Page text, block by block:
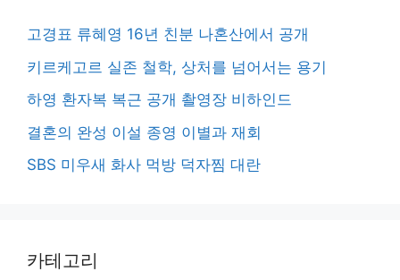
고경표 류혜영 16년 친분 나혼산에서 공개
키르케고르 실존 철학, 상처를 넘어서는 용기
하영 환자복 복근 공개 촬영장 비하인드
결혼의 완성 이설 종영 이별과 재회
SBS 미우새 화사 먹방 덕자찜 대란
카테고리